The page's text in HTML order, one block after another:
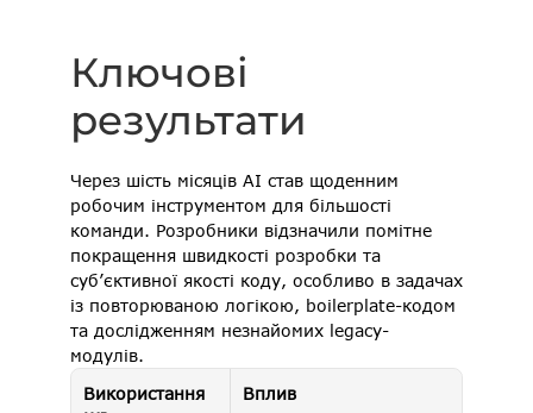
Ключові
результати
Через шість місяців AI став щоденним
робочим інструментом для більшості
команди. Розробники відзначили помітне
покращення швидкості розробки та
суб’єктивної якості коду, особливо в задачах
із повторюваною логікою, boilerplate-кодом
та дослідженням незнайомих legacy-
модулів.
Використання
Вплив